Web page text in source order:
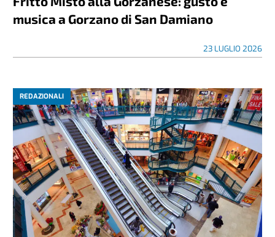
musica a Gorzano di San Damiano
23 LUGLIO 2026
REDAZIONALI